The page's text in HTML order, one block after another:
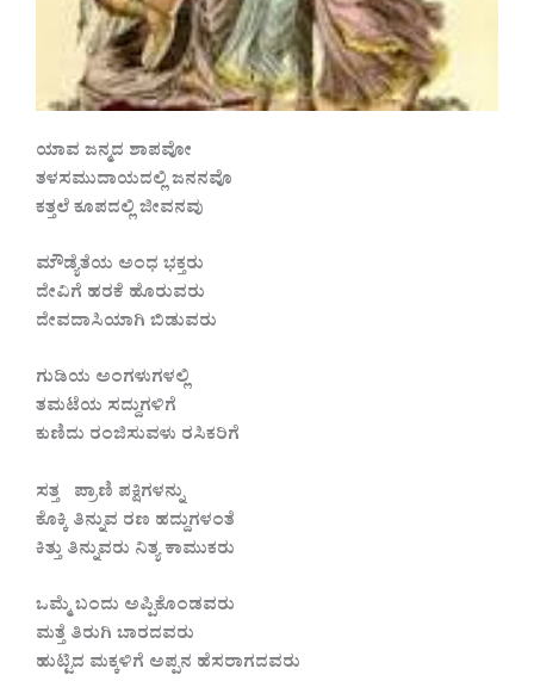
ಯಾವ ಜನ್ಮದ ಶಾಪವೋ
ತಳಸಮುದಾಯದಲ್ಲಿ ಜನನವೊ
ಕತ್ತಲೆ ಕೂಪದಲ್ಲಿ ಜೀವನವು
ಮೌಡ್ಯೆತೆಯ ಅಂಧ ಭಕ್ತರು
ದೇವಿಗೆ ಹರಕೆ ಹೊರುವರು
ದೇವದಾಸಿಯಾಗಿ ಬಿಡುವರು
ಗುಡಿಯ ಅಂಗಳುಗಳಲ್ಲಿ
ತಮಟೆಯ ಸದ್ದುಗಳಿಗೆ
ಕುಣಿದು ರಂಜಿಸುವಳು ರಸಿಕರಿಗೆ
ಸತ್ತ ಪ್ರಾಣಿ ಪಕ್ಷಿಗಳನ್ನು
ಕೊಕ್ಕಿ ತಿನ್ನುವ ರಣ ಹದ್ದುಗಳಂತೆ
ಕಿತ್ತು ತಿನ್ನುವರು ನಿತ್ಯ ಕಾಮುಕರು
ಒಮ್ಮೆ ಬಂದು ಅಪ್ಪಿಕೊಂಡವರು
ಮತ್ತೆ ತಿರುಗಿ ಬಾರದವರು
ಹುಟ್ಟಿದ ಮಕ್ಕಳಿಗೆ ಅಪ್ಪನ ಹೆಸರಾಗದವರು